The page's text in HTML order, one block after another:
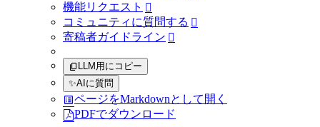
機能リクエスト 
コミュニティに質問する 
寄稿者ガイドライン 
LLM用にコピー
✨AIに質問
ページをMarkdownとして開く
PDFでダウンロード